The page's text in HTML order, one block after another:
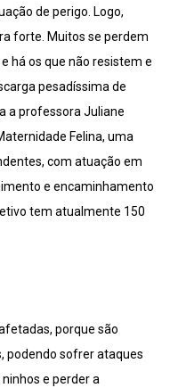
de perigo. Logo,
forte. Muitos se perdem
há os que não resistem e
pesadíssima de
a professora Juliane
Felina, uma
com atuação em
e encaminhamento
tem atualmente 150
porque são
podendo sofrer ataques
e perder a